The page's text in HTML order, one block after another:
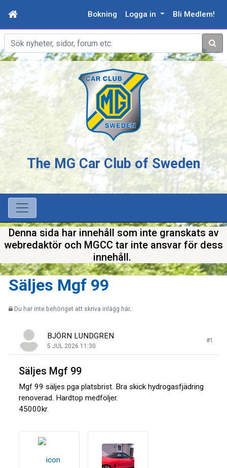
Bokning Logga in Bli Medlem!
Sök
The MG Car Club of Sweden
Denna sida har innehåll som inte granskats av
webredaktör och MGCC tar inte ansvar för dess
innehåll.
Säljes Mgf 99
Du har inte behöriget att skriva inlägg här.
BJÖRN LUNDGREN
5 JUL 2026 11:30
#1
Säljes Mgf 99
Mgf 99 säljes pga platsbrist. Bra skick hydrogasfjädring
renoverad. Hardtop medföljer.
45000kr.